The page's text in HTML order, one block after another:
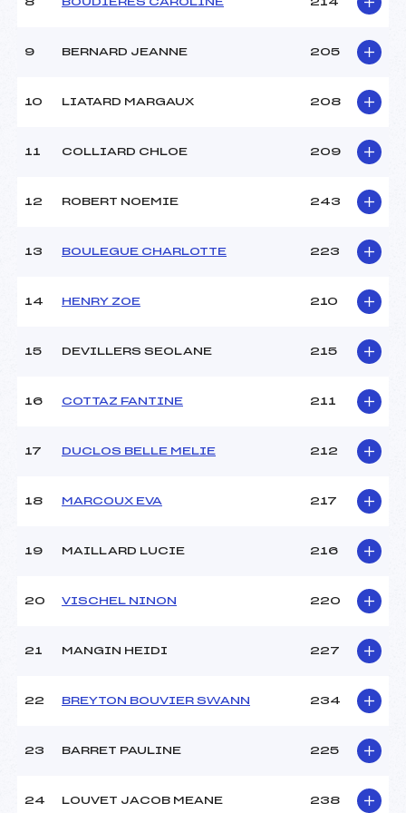
8 BOUDIERES CAROLINE 214
9 BERNARD JEANNE 205
10 LIATARD MARGAUX 208
11 COLLIARD CHLOE 209
12 ROBERT NOEMIE 243
13 BOULEGUE CHARLOTTE 223
14 HENRY ZOE 210
15 DEVILLERS SEOLANE 215
16 COTTAZ FANTINE 211
17 DUCLOS BELLE MELIE 212
18 MARCOUX EVA 217
19 MAILLARD LUCIE 216
20 VISCHEL NINON 220
21 MANGIN HEIDI 227
22 BREYTON BOUVIER SWANN 234
23 BARRET PAULINE 225
24 LOUVET JACOB MEANE 238